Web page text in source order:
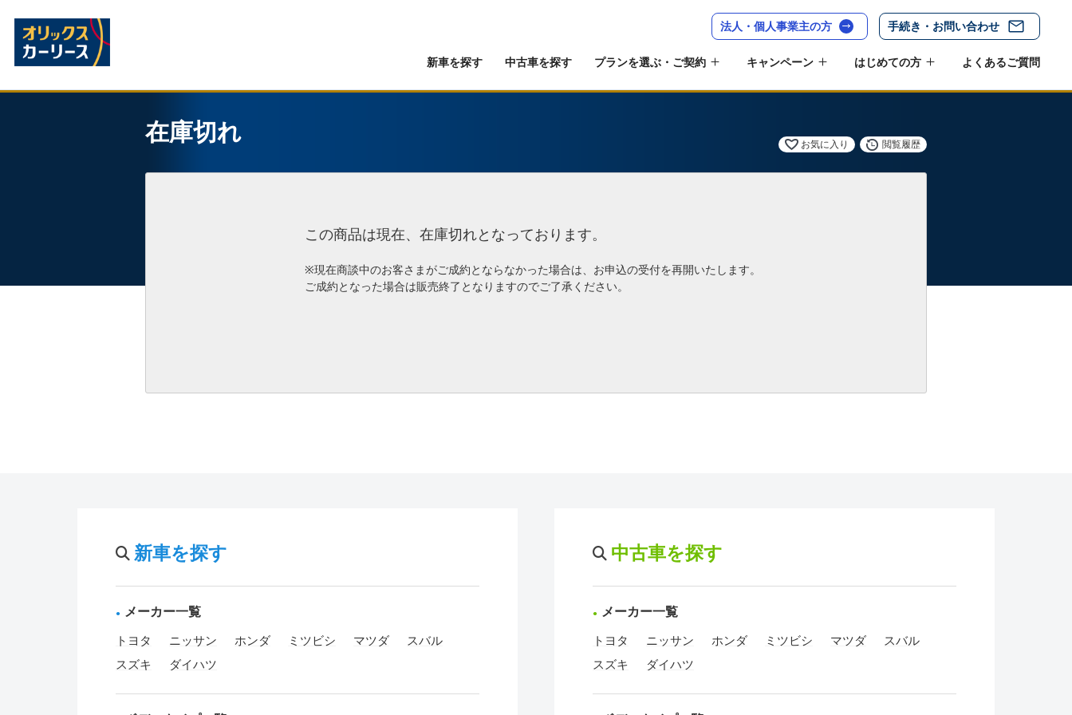
法人・個人事業主の方 手続き・お問い合わせ
新車を探す 中古車を探す プランを選ぶ・ご契約 キャンペーン はじめての方 よくあるご質問
在庫切れ お気に入り 閲覧履歴
この商品は現在、在庫切れとなっております。
※現在商談中のお客さまがご成約とならなかった場合は、お申込の受付を再開いたします。
ご成約となった場合は販売終了となりますのでご了承ください。
新車を探す
メーカー一覧
トヨタ ニッサン ホンダ ミツビシ マツダ
スバル
スズキ
ダイハツ
中古車を探す
メーカー一覧
トヨタ ニッサン ホンダ ミツビシ マツダ
スバル
スズキ
ダイハツ